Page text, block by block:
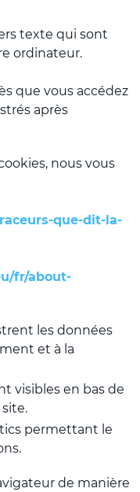
texte qui sont
ordinateur.
que vous accédez
après
nous vous
que-dit-la-
fr/about-
les données
et à la
visibles en bas de
permettant le
de manière